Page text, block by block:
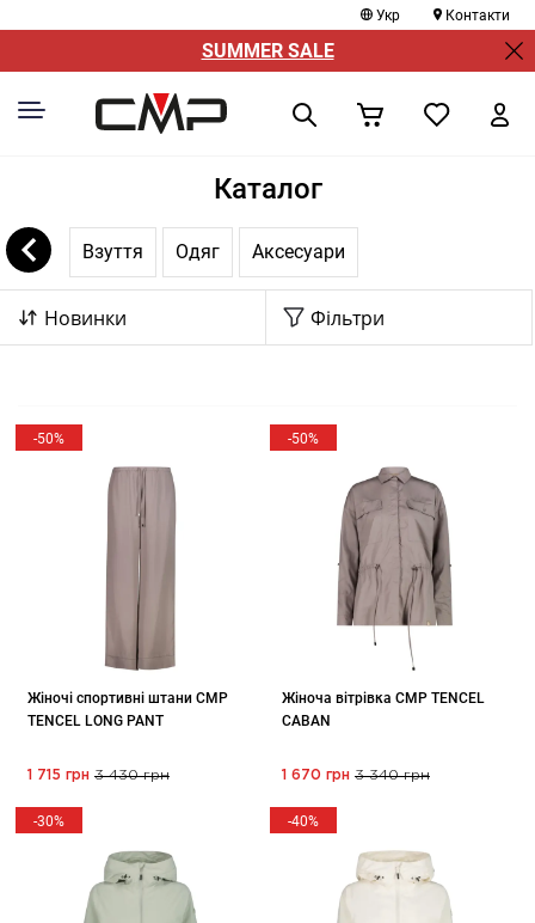
Укр Контакти
SUMMER SALE
Каталог
Взуття Одяг Аксесуари
Новинки Фільтри
-50%
Жіночі спортивні штани CMP
TENCEL LONG PANT
1 715 грн 3 430 грн
-50%
Жіноча вітрівка CMP TENCEL
CABAN
1 670 грн 3 340 грн
-30% -40%